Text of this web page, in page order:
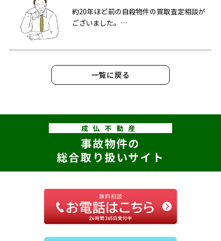
約20年ほど前の自殺物件の買取査定相談が
ございました。…
一覧に戻る
成仏不動産
事故物件の
総合取り扱いサイト